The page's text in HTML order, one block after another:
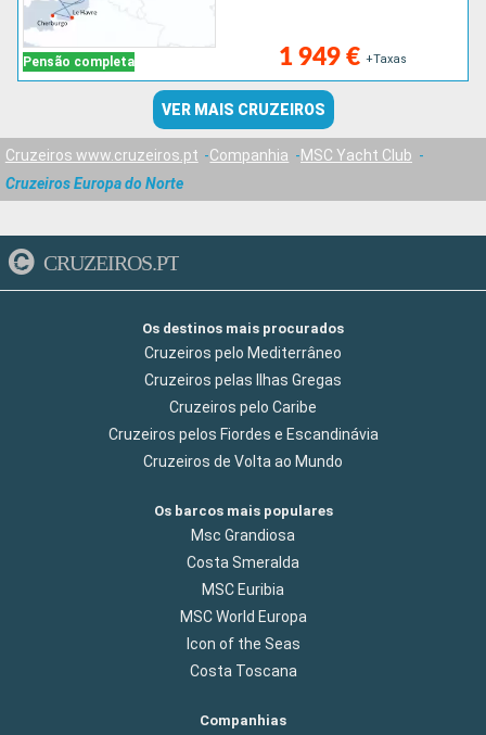
Pensão completa 1 949 € +Taxas
VER MAIS CRUZEIROS
Cruzeiros www.cruzeiros.pt Companhia
MSC Yacht Club
Cruzeiros Europa do Norte
CRUZEIROS.PT
Os destinos mais procurados
Cruzeiros pelo Mediterrâneo
Cruzeiros pelas Ilhas Gregas
Cruzeiros pelo Caribe
Cruzeiros pelos Fiordes e Escandinávia
Cruzeiros de Volta ao Mundo
Os barcos mais populares
Msc Grandiosa
Costa Smeralda
MSC Euribia
MSC World Europa
Icon of the Seas
Costa Toscana
Companhias